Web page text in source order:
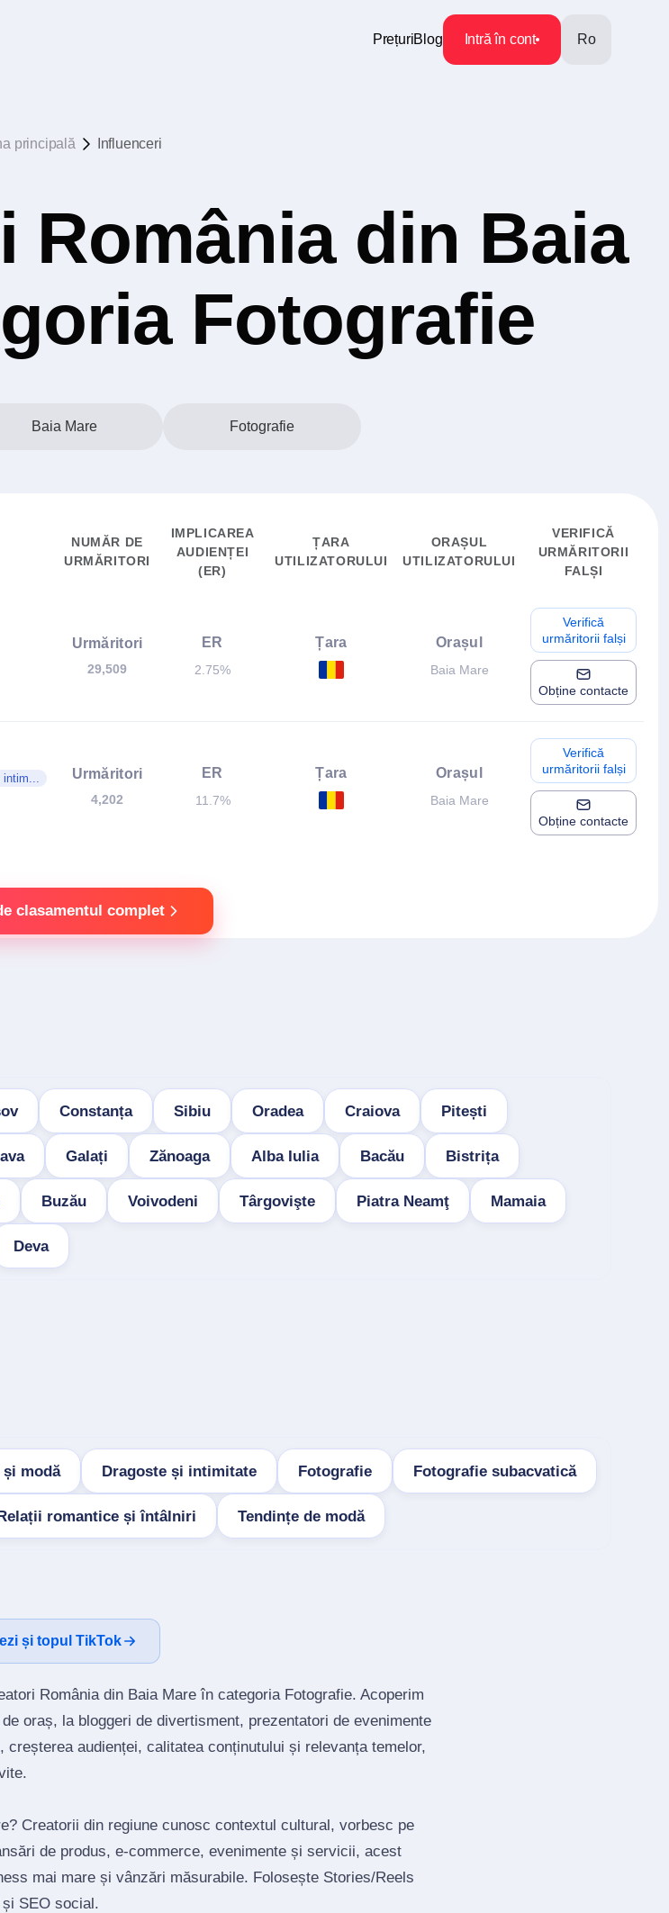
PrețuriBlog Intră în cont Ro
principală Influenceri
România din Baia
Fotografie
Baia Mare Fotografie
NUMĂR DE
URMĂRITORI
IMPLICAREA
AUDIENȚEI
(ER)
ȚARA
UTILIZATORULUI
ORAȘUL
UTILIZATORULUI
VERIFICĂ
URMĂRITORII
FALȘI
Urmăritori
29,509
ER
2.75%
Țara Orașul
Baia Mare
Verifică
urmăritorii falși
Obține contacte
intim...
Urmăritori
4,202
ER
11.7%
Țara Orașul
Baia Mare
Verifică
urmăritorii falși
Obține contacte
clasamentul complet
Constanța Sibiu Oradea Craiova Pitești
Galați Zănoaga Alba Iulia Bacău Bistrița
Buzău Voivodeni Târgovişte Piatra Neamţ Mamaia
Deva
modă Dragoste și intimitate Fotografie Fotografie subacvatică
romantice și întâlniri Tendințe de modă
și topul TikTok
România din Baia Mare în categoria Fotografie. Acoperim
oraș, la bloggeri de divertisment, prezentatori de evenimente
audienței, calitatea conținutului și relevanța temelor,
Creatorii din regiune cunosc contextul cultural, vorbesc pe
de produs, e‑commerce, evenimente și servicii, acest
mai mare și vânzări măsurabile. Folosește Stories/Reels
SEO social.